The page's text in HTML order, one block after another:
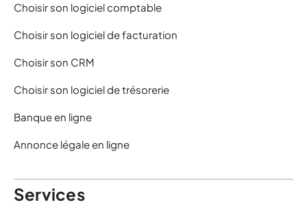
Choisir son logiciel comptable
Choisir son logiciel de facturation
Choisir son CRM
Choisir son logiciel de trésorerie
Banque en ligne
Annonce légale en ligne
Services